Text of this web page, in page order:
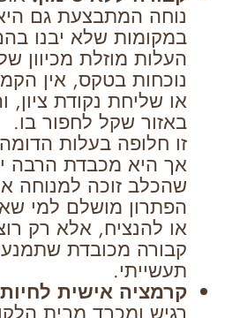
נוחה המתבצעת גם
במקומות שלא יבנו
העלות מוזלת
נוכחות בטקס, אין
או שליחת נקודת ציון,
באזור שקל לחפור בו.
זו חלופה בעלות
אך היא מכבדת הרבה
שהכלב זוכה למנוחה
הפתרון מושלם למי
או להנציח, אלא רק
קבורה מכובדת
תעשייתי.
קרמציה אישית